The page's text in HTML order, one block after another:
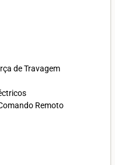
de Travagem
Remoto